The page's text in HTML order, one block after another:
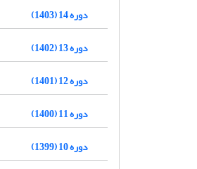
دوره 14 (1403)
دوره 13 (1402)
دوره 12 (1401)
دوره 11 (1400)
دوره 10 (1399)